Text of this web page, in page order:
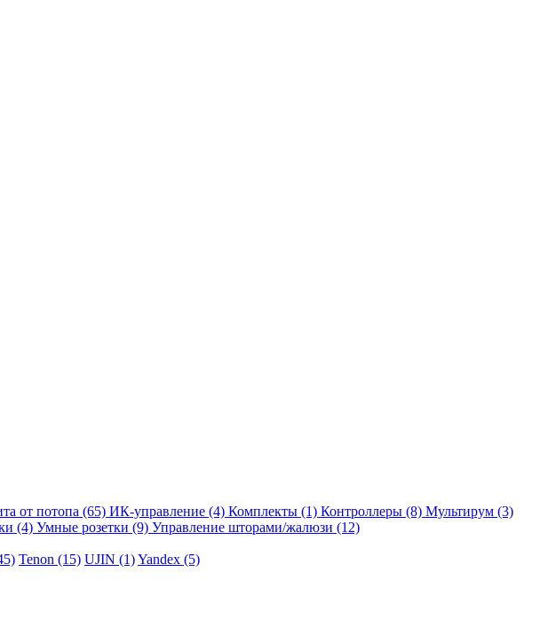
от потопа (65) ИК-управление (4) Комплекты (1) Контроллеры (8) Мультирум (3)
(4) Умные розетки (9) Управление шторами/жалюзи (12)
Tenon (15) UJIN (1)Yandex (5)